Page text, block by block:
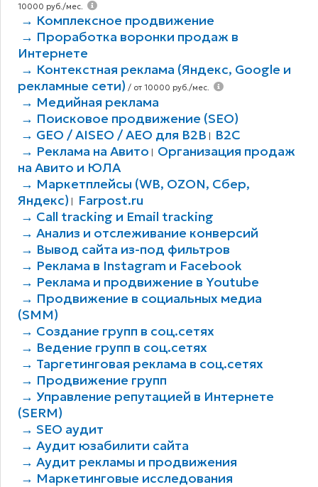
10000 руб./мес.
→ Комплексное продвижение
→ Проработка воронки продаж в
Интернете
→ Контекстная реклама (Яндекс, Google и
рекламные сети) / от 10000 руб./мес.
→ Медийная реклама
→ Поисковое продвижение (SEO)
→ GEO / AISEO / AEO для B2В
B2C
→ Реклама на Авито
Организация продаж
на Авито и ЮЛА
→ Маркетплейсы (WB, OZON, Сбер,
Яндекс)
Farpost.ru
→ Call tracking и Email tracking
→ Анализ и отслеживание конверсий
→ Вывод сайта из-под фильтров
→ Реклама в Instagram и Facebook
→ Реклама и продвижение в Youtube
→ Продвижение в социальных медиа
(SMM)
→ Создание групп в соц.сетях
→ Ведение групп в соц.сетях
→ Таргетинговая реклама в соц.сетях
→ Продвижение групп
→ Управление репутацией в Интернете
(SERM)
→ SEO аудит
→ Аудит юзабилити сайта
→ Аудит рекламы и продвижения
→ Маркетинговые исследования